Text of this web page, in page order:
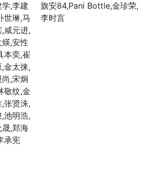
,李建
世琳,马
咸元进,
,安性
本奕,崔
金太徕,
,宋炯
敬纹,金
张贤洙,
池明浩,
,郑海
承宪
旗安84,Pani Bottle,金珍荣,
李时言